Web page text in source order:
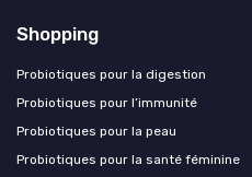
Shopping
Probiotiques pour la digestion
Probiotiques pour l’immunité
Probiotiques pour la peau
Probiotiques pour la santé féminine